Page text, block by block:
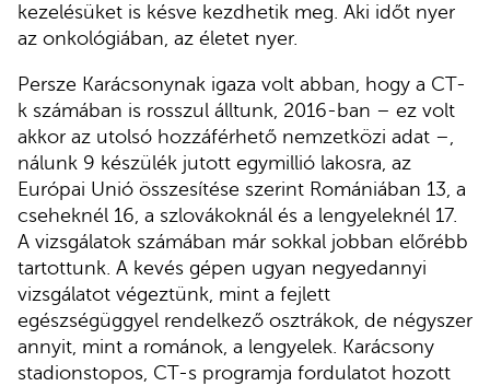
kezelésüket is késve kezdhetik meg. Aki időt nyer
az onkológiában, az életet nyer.
Persze Karácsonynak igaza volt abban, hogy a CT-
k számában is rosszul álltunk, 2016-ban – ez volt
akkor az utolsó hozzáférhető nemzetközi adat –,
nálunk 9 készülék jutott egymillió lakosra, az
Európai Unió összesítése szerint Romániában 13, a
cseheknél 16, a szlovákoknál és a lengyeleknél 17.
A vizsgálatok számában már sokkal jobban előrébb
tartottunk. A kevés gépen ugyan negyedannyi
vizsgálatot végeztünk, mint a fejlett
egészségüggyel rendelkező osztrákok, de négyszer
annyit, mint a románok, a lengyelek. Karácsony
stadionstopos, CT-s programja fordulatot hozott